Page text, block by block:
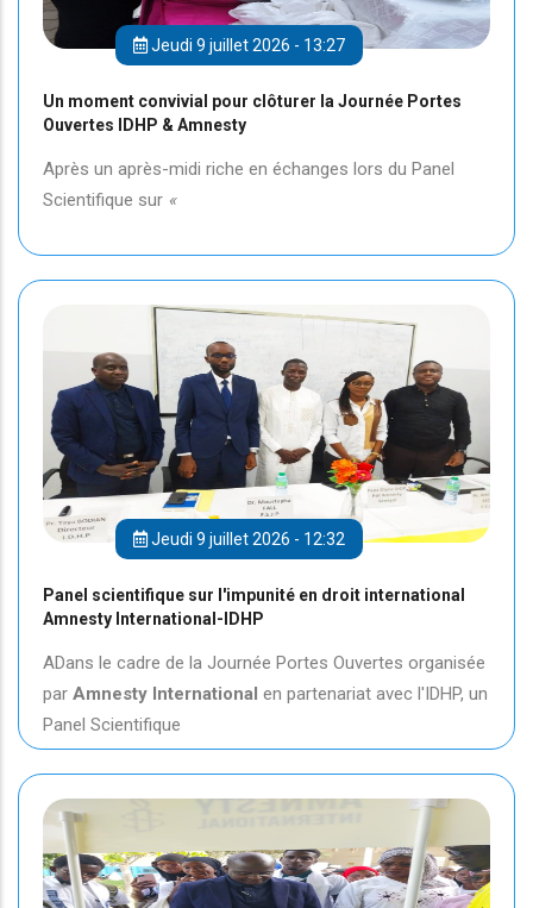
Jeudi 9 juillet 2026 - 13:27
Un moment convivial pour clôturer la Journée Portes
Ouvertes IDHP & Amnesty
Après un après-midi riche en échanges lors du Panel
Scientifique sur «
Jeudi 9 juillet 2026 - 12:32
Panel scientifique sur l'impunité en droit international
Amnesty International-IDHP
ADans le cadre de la Journée Portes Ouvertes organisée
par Amnesty International en partenariat avec l'IDHP, un
Panel Scientifique